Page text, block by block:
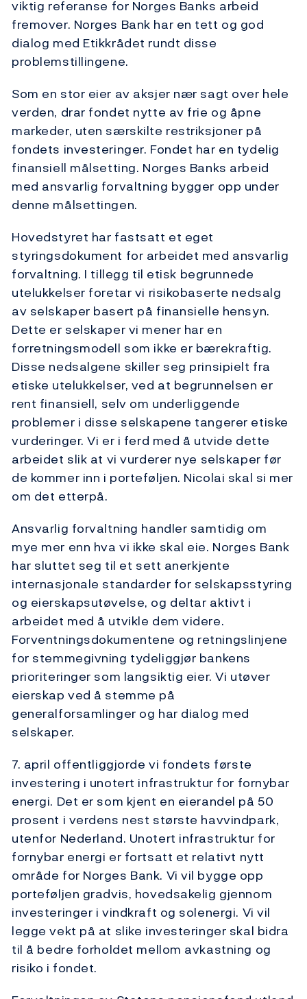
viktig referanse for Norges Banks arbeid
fremover. Norges Bank har en tett og god
dialog med Etikkrådet rundt disse
problemstillingene.
Som en stor eier av aksjer nær sagt over hele
verden, drar fondet nytte av frie og åpne
markeder, uten særskilte restriksjoner på
fondets investeringer. Fondet har en tydelig
finansiell målsetting. Norges Banks arbeid
med ansvarlig forvaltning bygger opp under
denne målsettingen.
Hovedstyret har fastsatt et eget
styringsdokument for arbeidet med ansvarlig
forvaltning. I tillegg til etisk begrunnede
utelukkelser foretar vi risikobaserte nedsalg
av selskaper basert på finansielle hensyn.
Dette er selskaper vi mener har en
forretningsmodell som ikke er bærekraftig.
Disse nedsalgene skiller seg prinsipielt fra
etiske utelukkelser, ved at begrunnelsen er
rent finansiell, selv om underliggende
problemer i disse selskapene tangerer etiske
vurderinger. Vi er i ferd med å utvide dette
arbeidet slik at vi vurderer nye selskaper før
de kommer inn i porteføljen. Nicolai skal si mer
om det etterpå.
Ansvarlig forvaltning handler samtidig om
mye mer enn hva vi ikke skal eie. Norges Bank
har sluttet seg til et sett anerkjente
internasjonale standarder for selskapsstyring
og eierskapsutøvelse, og deltar aktivt i
arbeidet med å utvikle dem videre.
Forventningsdokumentene og retningslinjene
for stemmegivning tydeliggjør bankens
prioriteringer som langsiktig eier. Vi utøver
eierskap ved å stemme på
generalforsamlinger og har dialog med
selskaper.
7. april offentliggjorde vi fondets første
investering i unotert infrastruktur for fornybar
energi. Det er som kjent en eierandel på 50
prosent i verdens nest største havvindpark,
utenfor Nederland. Unotert infrastruktur for
fornybar energi er fortsatt et relativt nytt
område for Norges Bank. Vi vil bygge opp
porteføljen gradvis, hovedsakelig gjennom
investeringer i vindkraft og solenergi. Vi vil
legge vekt på at slike investeringer skal bidra
til å bedre forholdet mellom avkastning og
risiko i fondet.